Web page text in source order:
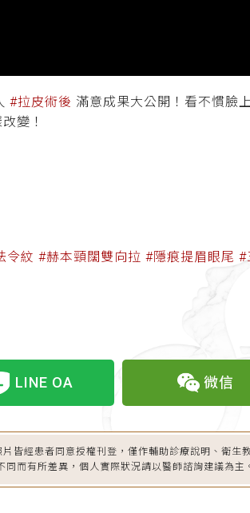
#拉皮術後 滿意成果大公開！ 看不慣臉
變！
令紋 #赫本頸闊雙向拉 #隱痕提眉眼尾 #
LINE OA 微信
皆經患者同意授權刊登，僅作輔助診療說明、衛
而有所差異，個人實際狀況請以醫師諮詢建議為主